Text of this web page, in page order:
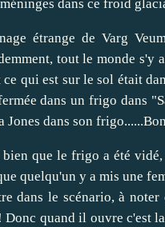
dans ce froid
étrange de Varg
tout le monde s'y
qui est sur le sol était
dans un frigo dans
dans son
que le frigo a été
quelqu'un y a mis une
dans le scénario, à
Donc quand il ouvre c'est